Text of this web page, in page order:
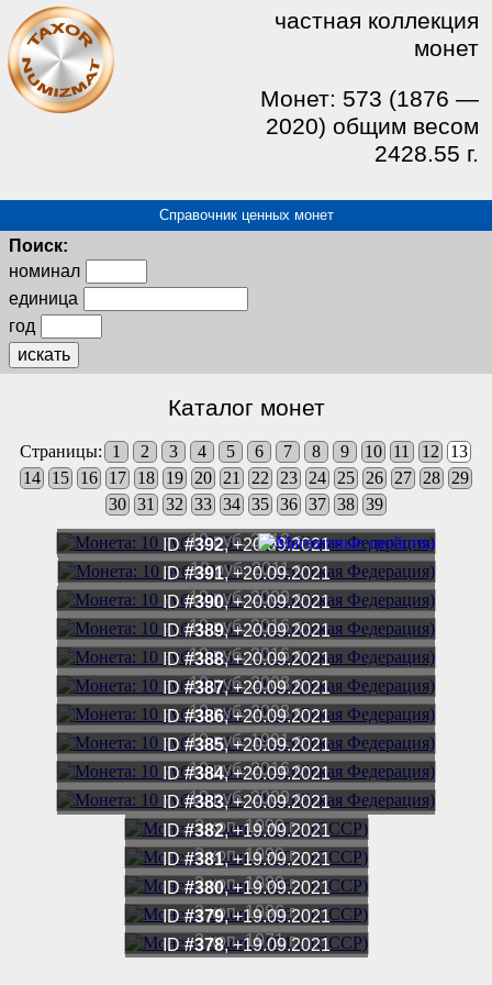
частная коллекция
монет
Монет: 573 (1876 —
2020) общим весом
2428.55 г.
Справочник ценных монет
Поиск:
номинал
единица
год
искать
Каталог монет
Страницы: 1 2 3 4 5 6 7 8 9 10 11 12
13
14
15 16 17 18 19 20 21 22 23 24 25 26 27 28
29
30 31 32 33 34 35 36 37 38 39
10 руб. 2013 г.
ID#392, +20.09.2021
10 руб. 2011 г.
ID#391, +20.09.2021
10 руб. 2009 г.
ID#390, +20.09.2021
10 руб. 2016 г.
ID#389, +20.09.2021
10 руб. 2016 г.
ID#388, +20.09.2021
10 руб. 2008 г.
ID#387, +20.09.2021
10 руб. 2008 г.
ID#386, +20.09.2021
10 руб. 1991 г.
ID#385, +20.09.2021
10 руб. 2016 г.
ID#384, +20.09.2021
10 руб. 2009 г.
ID#383, +20.09.2021
2 коп. 1990 г.
ID#382, +19.09.2021
2 коп. 1990 г.
ID#381, +19.09.2021
2 коп. 1988 г.
ID#380, +19.09.2021
2 коп. 1986 г.
ID#379, +19.09.2021
3 коп. 1971 г.
ID#378, +19.09.2021